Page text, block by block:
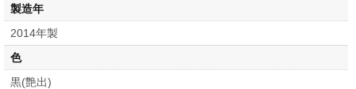
製造年
2014年製
色
黒(艶出)